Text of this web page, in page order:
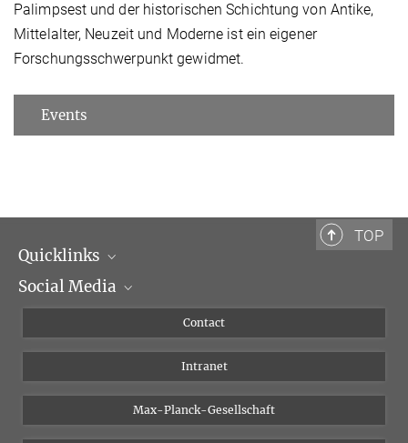
Palimpsest und der historischen Schichtung von Antike,
Mittelalter, Neuzeit und Moderne ist ein eigener
Forschungsschwerpunkt gewidmet.
Events
TOP
Quicklinks
Scientific Departments
Social Media
Instagram
Bluesky
Vimeo
Contact
Intranet
Max-Planck-Gesellschaft